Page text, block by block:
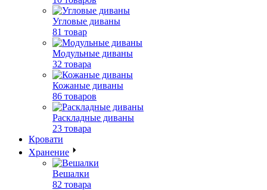
Угловые диваны
81 товар
Модульные диваны
32 товара
Кожаные диваны
86 товаров
Раскладные диваны
23 товара
Кровати
Хранение
Вешалки
82 товара